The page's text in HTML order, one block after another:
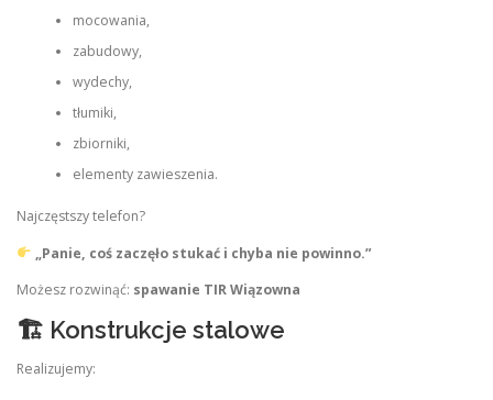
mocowania,
zabudowy,
wydechy,
tłumiki,
zbiorniki,
elementy zawieszenia.
Najczęstszy telefon?
„Panie, coś zaczęło stukać i chyba nie powinno.”
Możesz rozwinąć: spawanie TIR Wiązowna
🏗 Konstrukcje stalowe
Realizujemy: